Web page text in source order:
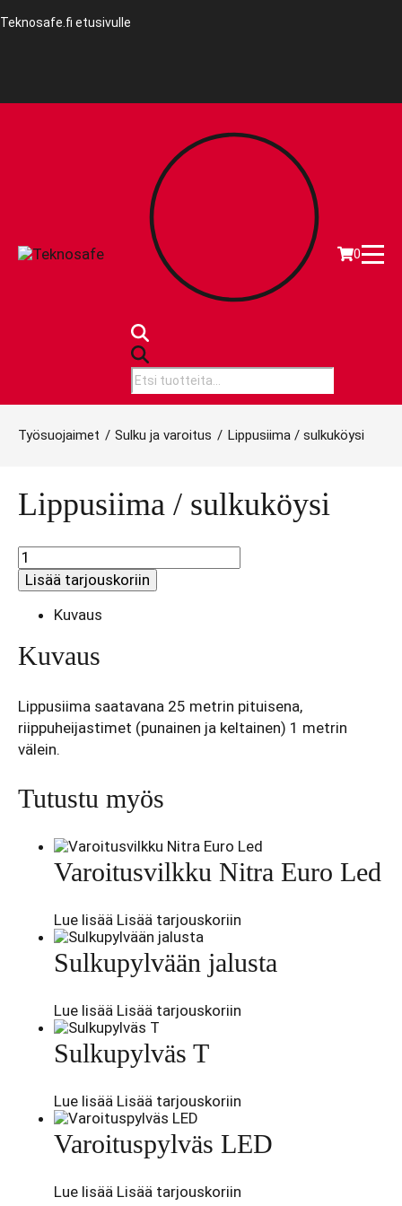
Teknosafe.fi etusivulle
search
0
Työsuojaimet / Sulku ja varoitus / Lippusiima / sulkuköysi
Lippusiima / sulkuköysi
Lippusiima
/
sulkuköysi
määrä
Lisää tarjouskoriin
Kuvaus
Kuvaus
Lippusiima saatavana 25 metrin pituisena,
riippuheijastimet (punainen ja keltainen) 1 metrin
välein.
Tutustu myös
Varoitusvilkku Nitra Euro Led
Lue lisää Lisää tarjouskoriin
Sulkupylvään jalusta
Lue lisää Lisää tarjouskoriin
Sulkupylväs T
Lue lisää Lisää tarjouskoriin
Varoituspylväs LED
Lue lisää Lisää tarjouskoriin